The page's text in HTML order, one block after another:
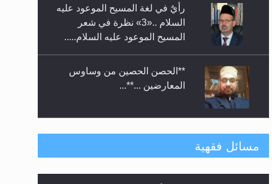
رأيٌ في لغة المسيح الموعود عليه
السلام ..«3» نظرة في شعر
المسيح الموعود عليه السلام.....
**الحصن الحصين من وساوس
المعارضين ...**...
متطلَّبات التّحريك الجديد...
مسائل فقهية